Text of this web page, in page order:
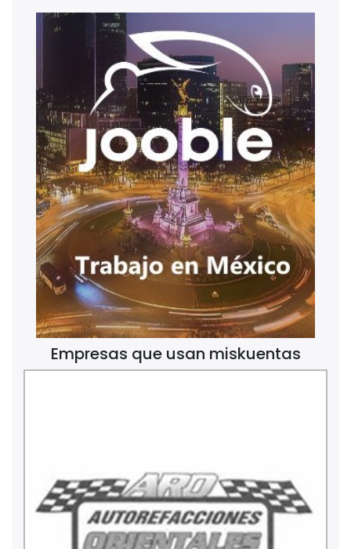
Empresas que usan miskuentas